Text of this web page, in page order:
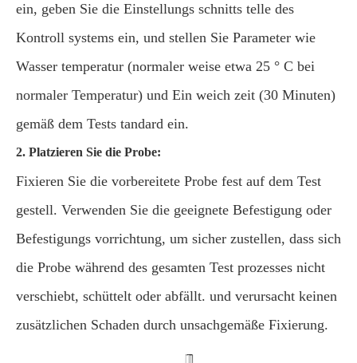
ein, geben Sie die Einstellungs schnitts telle des
Kontroll systems ein, und stellen Sie Parameter wie
Wasser temperatur (normaler weise etwa 25 ° C bei
normaler Temperatur) und Ein weich zeit (30 Minuten)
gemäß dem Tests tandard ein.
2. Platzieren Sie die Probe:
Fixieren Sie die vorbereitete Probe fest auf dem Test
gestell. Verwenden Sie die geeignete Befestigung oder
Befestigungs vorrichtung, um sicher zustellen, dass sich
die Probe während des gesamten Test prozesses nicht
verschiebt, schüttelt oder abfällt. und verursacht keinen
zusätzlichen Schaden durch unsachgemäße Fixierung.